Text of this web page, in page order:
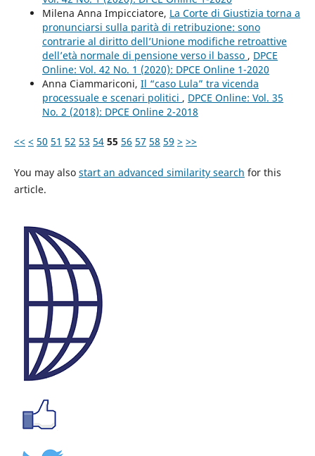
Milena Anna Impicciatore, La Corte di Giustizia torna a
pronunciarsi sulla parità di retribuzione: sono
contrarie al diritto dell’Unione modifiche retroattive
dell’età normale di pensione verso il basso , DPCE
Online: Vol. 42 No. 1 (2020): DPCE Online 1-2020
Anna Ciammariconi, Il “caso Lula” tra vicenda
processuale e scenari politici , DPCE Online: Vol. 35
No. 2 (2018): DPCE Online 2-2018
<< < 50 51 52 53 54 55 56 57 58 59 > >>
You may also start an advanced similarity search for this
article.